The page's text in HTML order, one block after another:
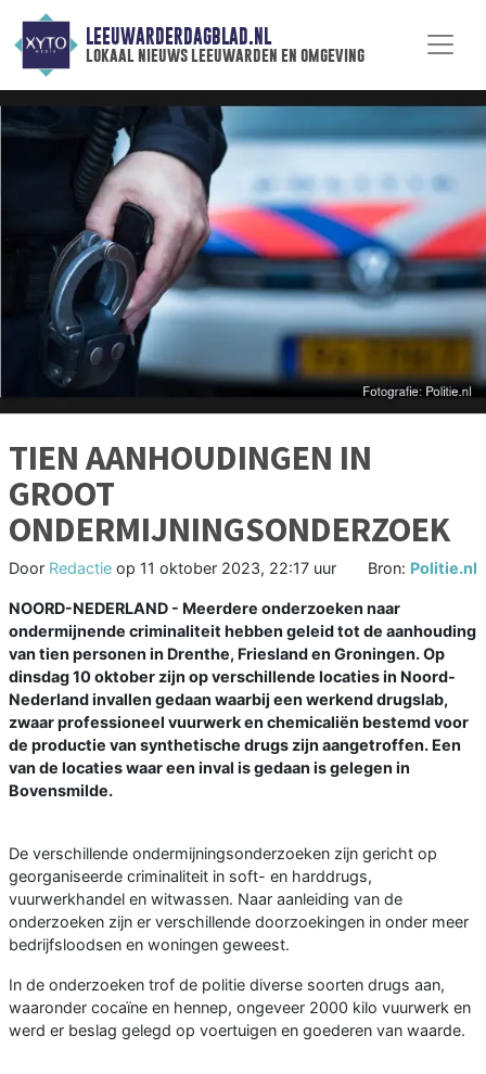
LEEUWARDERDAGBLAD.NL
lokaal nieuws leeuwarden en omgeving
TIEN AANHOUDINGEN IN
GROOT
ONDERMIJNINGSONDERZOEK
Door Redactie op 11 oktober 2023, 22:17 uur Bron: Politie.nl
NOORD-NEDERLAND - Meerdere onderzoeken naar
ondermijnende criminaliteit hebben geleid tot de aanhouding
van tien personen in Drenthe, Friesland en Groningen. Op
dinsdag 10 oktober zijn op verschillende locaties in Noord-
Nederland invallen gedaan waarbij een werkend drugslab,
zwaar professioneel vuurwerk en chemicaliën bestemd voor
de productie van synthetische drugs zijn aangetroffen. Een
van de locaties waar een inval is gedaan is gelegen in
Bovensmilde.
De verschillende ondermijningsonderzoeken zijn gericht op
georganiseerde criminaliteit in soft- en harddrugs,
vuurwerkhandel en witwassen. Naar aanleiding van de
onderzoeken zijn er verschillende doorzoekingen in onder meer
bedrijfsloodsen en woningen geweest.
In de onderzoeken trof de politie diverse soorten drugs aan,
waaronder cocaïne en hennep, ongeveer 2000 kilo vuurwerk en
werd er beslag gelegd op voertuigen en goederen van waarde.